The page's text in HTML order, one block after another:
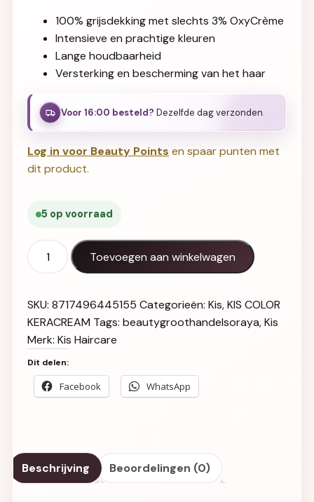
100% grijsdekking met slechts 3% OxyCrème
Intensieve en prachtige kleuren
Lange houdbaarheid
Versterking en bescherming van het haar
Voor 16:00 besteld? Dezelfde dag verzonden.
Log in voor Beauty Points en spaar punten met
dit product.
5 op voorraad
KIS Color KeraCream 5CB aantal
Toevoegen aan winkelwagen
SKU: 8717496445155 Categorieën: Kis,KIS COLOR
KERACREAM Tags: beautygroothandelsoraya,Kis
Merk: Kis Haircare
Dit delen:
Facebook WhatsApp
Beschrijving Beoordelingen (0)